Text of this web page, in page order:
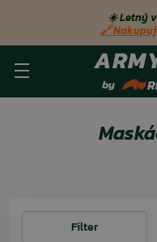
☀️ Letný
🔗
FilterFilter